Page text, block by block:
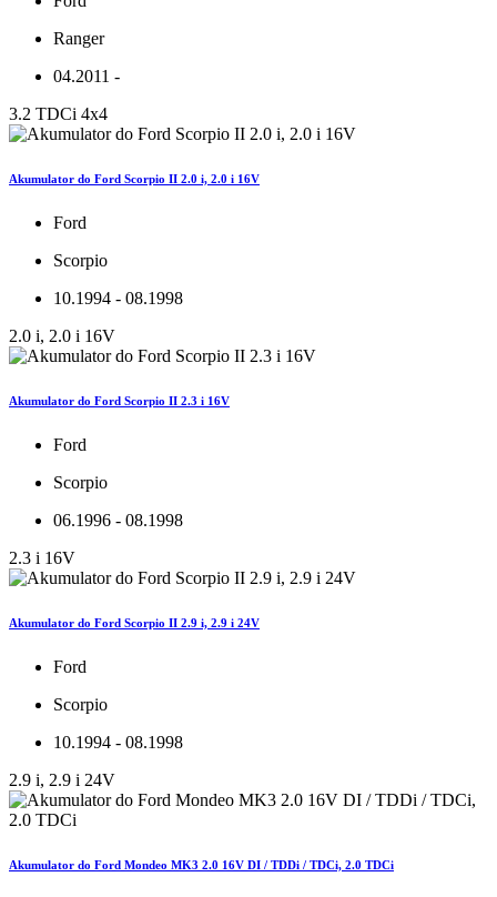
Ranger
04.2011 -
3.2 TDCi 4x4
Akumulator do Ford Scorpio II 2.0 i, 2.0 i 16V
Ford
Scorpio
10.1994 - 08.1998
2.0 i, 2.0 i 16V
Akumulator do Ford Scorpio II 2.3 i 16V
Ford
Scorpio
06.1996 - 08.1998
2.3 i 16V
Akumulator do Ford Scorpio II 2.9 i, 2.9 i 24V
Ford
Scorpio
10.1994 - 08.1998
2.9 i, 2.9 i 24V
Akumulator do Ford Mondeo MK3 2.0 16V DI / TDDi / TDCi, 2.0 TDCi